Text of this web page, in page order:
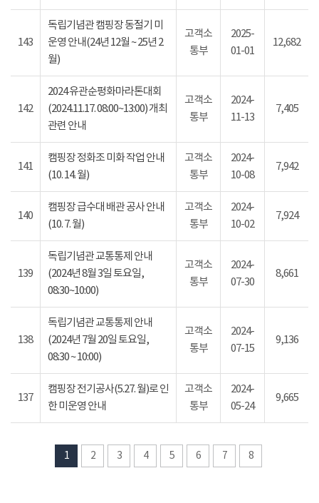
143
독립기념관 캠핑장 동절기 미
운영 안내(24년 12월 ~ 25년 2
월)
고객소
통부
2025-
01-01
12,682
142
2024 유관순평화마라톤대회
(2024.11.17. 08:00~13:00) 개최
관련 안내
고객소
통부
2024-
11-13
7,405
141
캠핑장 정화조 미화 작업 안내
(10. 14. 월)
고객소
통부
2024-
10-08
7,942
140
캠핑장 급수대 배관 공사 안내
(10. 7. 월)
고객소
통부
2024-
10-02
7,924
139
독립기념관 교통통제 안내
(2024년 8월 3일 토요일,
08:30~10:00)
고객소
통부
2024-
07-30
8,661
138
독립기념관 교통통제 안내
(2024년 7월 20일 토요일,
08:30 ~ 10:00)
고객소
통부
2024-
07-15
9,136
137
캠핑장 전기공사(5.27. 월)로 인
한 미운영 안내
고객소
통부
2024-
05-24
9,665
1 2 3 4 5 6 7 8